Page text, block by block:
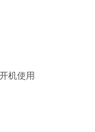
机使用